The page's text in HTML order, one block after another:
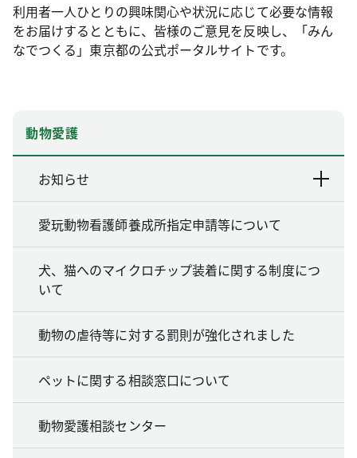
利用者一人ひとりの興味関心や状況に応じて必要な情報
をお届けするとともに、皆様のご意見を反映し、「みん
なでつくる」東京都の公式ポータルサイトです。
動物愛護
お知らせ
愛玩動物看護師養成所指定申請等について
犬、猫へのマイクロチップ装着に関する制度につ
いて
動物の虐待等に対する罰則が強化されました
ペットに関する相談窓口について
動物愛護相談センター